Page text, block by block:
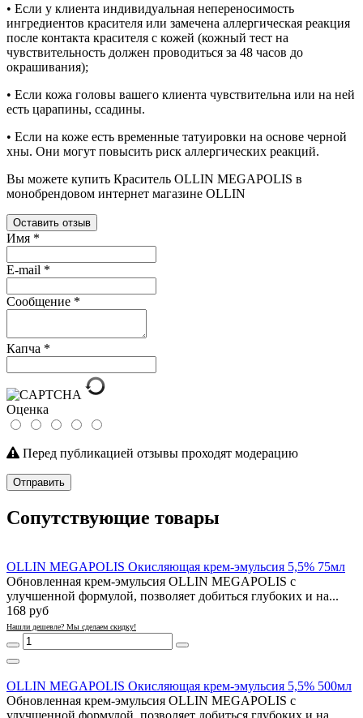
• Если у клиента индивидуальная непереносимость
ингредиентов красителя или замечена аллергическая реакция
после контакта красителя с кожей (кожный тест на
чувствительность должен проводиться за 48 часов до
окрашивания);
• Если кожа головы вашего клиента чувствительна или на ней
есть царапины, ссадины.
• Если на коже есть временные татуировки на основе черной
хны. Они могут повысить риск аллергических реакций.
Вы можете купить Краситель OLLIN MEGAPOLIS в
монобрендовом интернет магазине OLLIN
Оставить отзыв
Имя *
E-mail *
Сообщение *
Капча *
Оценка
Перед публикацией отзывы проходят модерацию
Отправить
Сопутствующие товары
OLLIN MEGAPOLIS Окисляющая крем-эмульсия 5,5% 75мл
Обновленная крем-эмульсия OLLIN MEGAPOLIS с
улучшенной формулой, позволяет добиться глубоких и на...
168 руб
Нашли дешевле? Мы сделаем скидку!
OLLIN MEGAPOLIS Окисляющая крем-эмульсия 5,5% 500мл
Обновленная крем-эмульсия OLLIN MEGAPOLIS с
улучшенной формулой, позволяет добиться глубоких и на...